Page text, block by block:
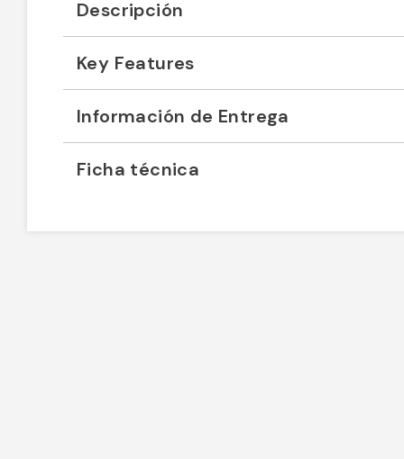
Descripción
Key Features
Información de Entrega
Ficha técnica